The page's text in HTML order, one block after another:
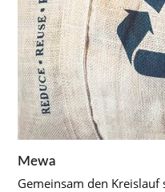
Mewa
Gemeinsam den